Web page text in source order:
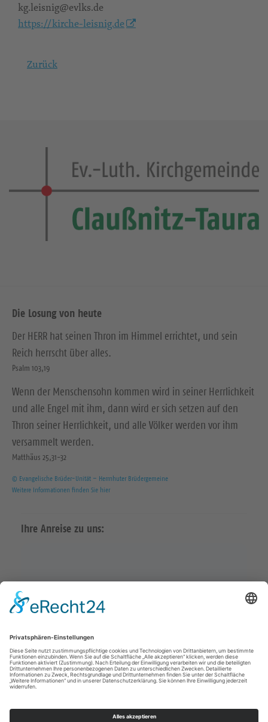
kg.leisnig@evlks.de
https://kirche-leisnig.de
Zurück
Die Losung von heute
Der HERR hat seinen Thron im Himmel errichtet, und sein
Reich herrscht über alles.
Psalm 103,19
Wenn der Menschensohn kommen wird in seiner Herrlichkeit
und alle Engel mit ihm, dann wird er sich setzen auf den
Thron seiner Herrlichkeit, und alle Völker werden vor ihm
versammelt werden.
Matthäus 25,31-32
© Evangelische Brüder-Unität – Herrnhuter Brüdergemeine
Weitere Informationen finden Sie hier
Ihre Anreise zu uns:
Karte in Google Maps öffnen